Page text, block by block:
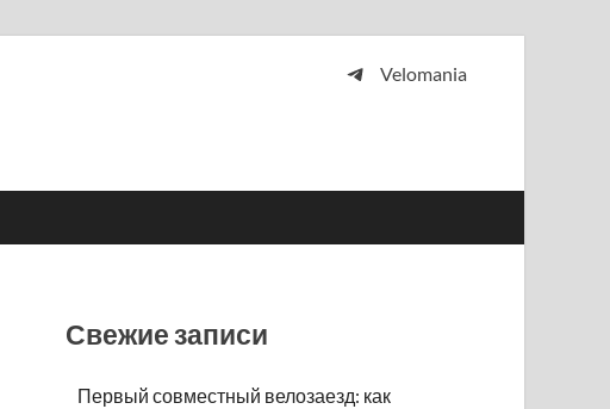
Velomania
Свежие записи
Первый совместный велозаезд: как